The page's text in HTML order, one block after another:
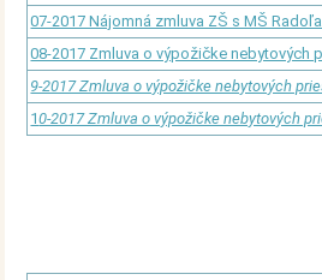
07-2017 Nájomná zmluva ZŠ s MŠ
08-2017 Zmluva o výpožičke nebytových
9-2017 Zmluva o výpožičke nebytových
10-2017 Zmluva o výpožičke nebytových
Zmluvy